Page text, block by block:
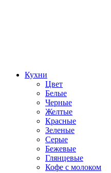
Кухни
Цвет
Белые
Черные
Желтые
Красные
Зеленые
Серые
Бежевые
Глянцевые
Кофе с молоком